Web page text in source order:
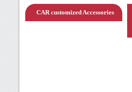
CAR customized Accessories